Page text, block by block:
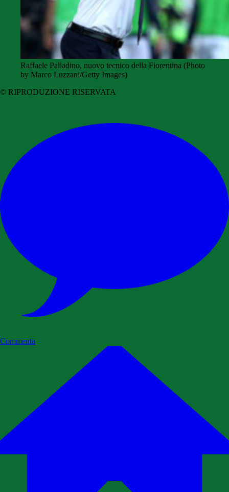
Raffaele Palladino, nuovo tecnico della Fiorentina (Photo
by Marco Luzzani/Getty Images)
© RIPRODUZIONE RISERVATA
Commenta